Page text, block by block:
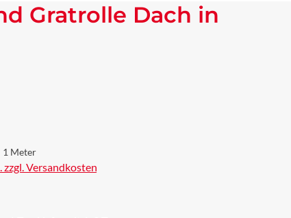
Gratrolle Dach in
1 Meter
zzgl. Versandkosten